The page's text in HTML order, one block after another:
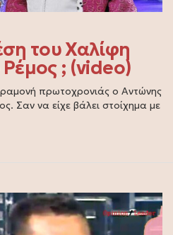
του Χαλίφη
Ρέμος ; (video)
πρωτοχρονιάς ο Αντώνης
Σαν να είχε βάλει στοίχημα με